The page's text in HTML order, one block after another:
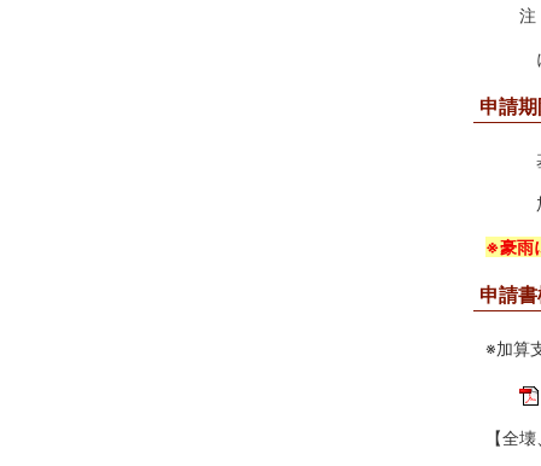
注：
には
申請
基礎
加算
※豪雨
申請
※加算
【全